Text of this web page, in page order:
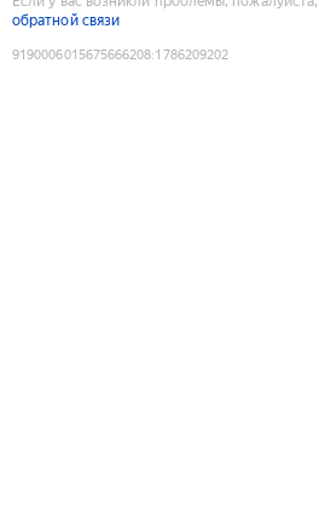
обратной связи
9190006015675666208:1786209202